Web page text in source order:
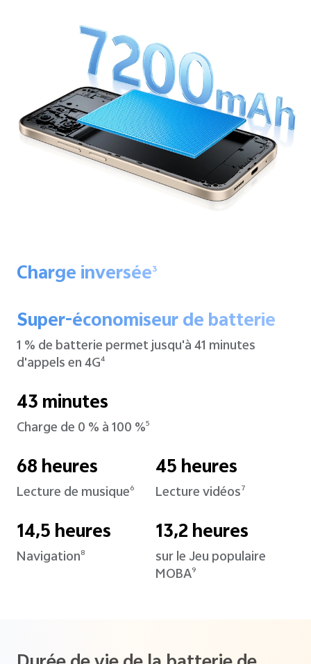
Charge inversée3
Super-économiseur de batterie
1 % de batterie permet jusqu'à41 minutes
d'appels en 4G4
43 minutes
Charge de 0 % à 100 %5
68 heures
Lecture de musique6
45 heures
Lecture vidéos7
14,5 heures
Navigation8
13,2 heures
sur le Jeu populaire
MOBA9